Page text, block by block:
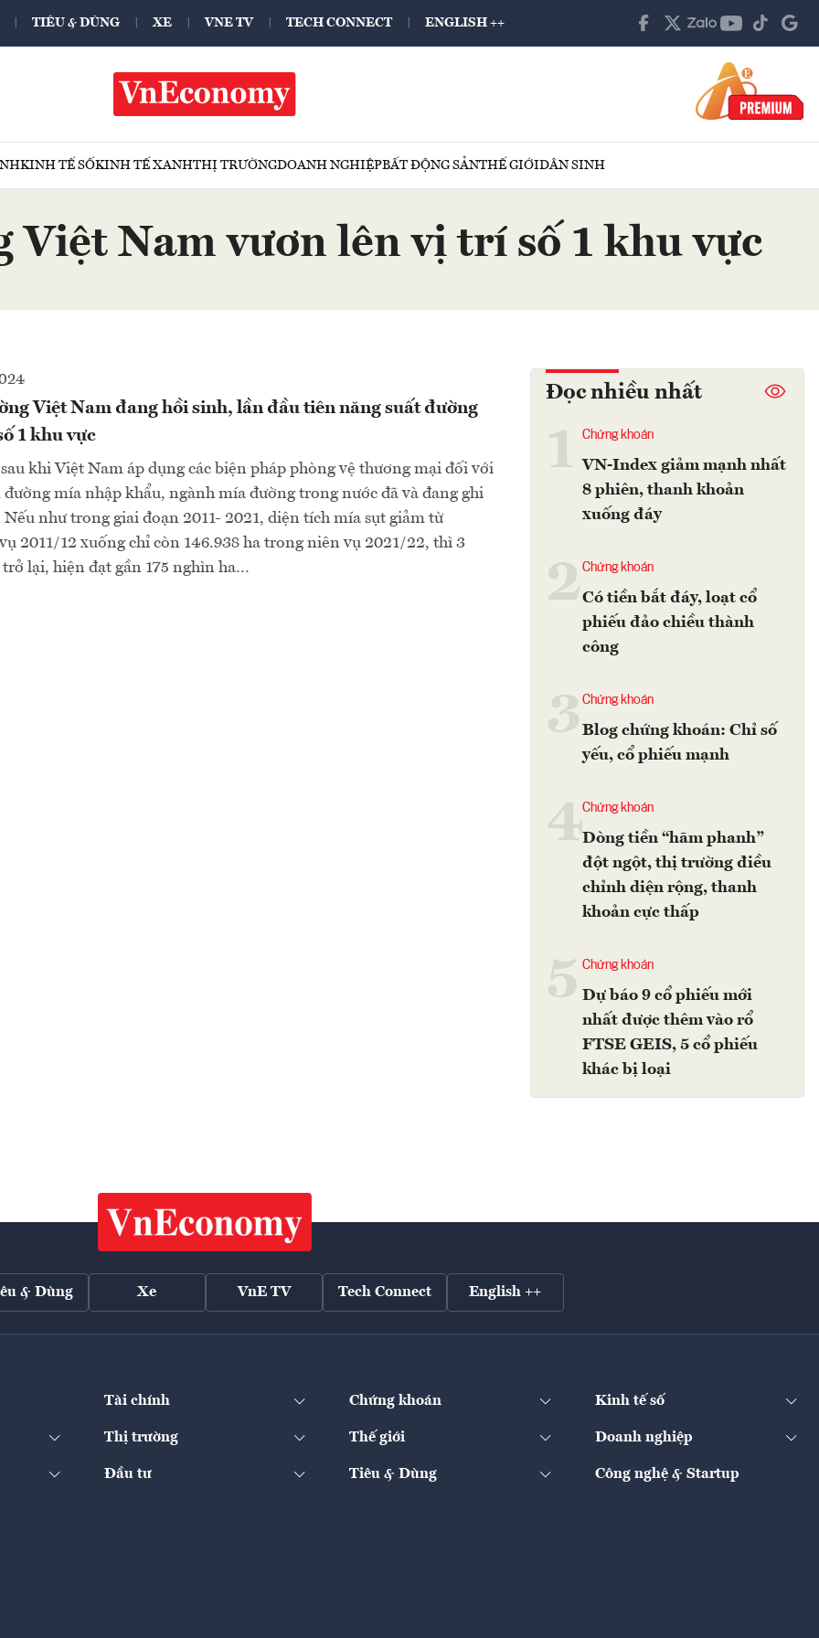
TIÊU & DÙNG XE VNE TV TECH CONNECT ENGLISH ++
KINH TẾ SỐKINH TẾ XANHTHỊ TRƯỜNGDOANH NGHIỆPBẤT ĐỘNG SẢNTHẾ GIỚIDÂN SINH
Việt Nam vươn lên vị trí số 1 khu vực
Việt Nam đang hồi sinh, lần đầu tiên năng suất đường
1 khu vực
khi Việt Nam áp dụng các biện pháp phòng vệ thương mại đối với
đường mía nhập khẩu, ngành mía đường trong nước đã và đang ghi
như trong giai đoạn 2011- 2021, diện tích mía sụt giảm từ
2011/12 xuống chỉ còn 146.938 ha trong niên vụ 2021/22, thì 3
lại, hiện đạt gần 175 nghìn ha…
Đọc nhiều nhất
Chứng khoán
VN-Index giảm mạnh nhất
8 phiên, thanh khoản
xuống đáy
2Chứng khoán
Có tiền bắt đáy, loạt cổ
phiếu đảo chiều thành
công
Chứng khoán
Blog chứng khoán: Chỉ số
yếu, cổ phiếu mạnh
4Chứng khoán
Dòng tiền “hãm phanh”
đột ngột, thị trường điều
chỉnh diện rộng, thanh
khoản cực thấp
Chứng khoán
Dự báo 9 cổ phiếu mới
nhất được thêm vào rổ
FTSE GEIS, 5 cổ phiếu
khác bị loại
& Dùng Xe VnE TV Tech Connect English ++
Tài chính Chứng khoán Kinh tế số
Thị trường Thế giới Doanh nghiệp
Đầu tư Tiêu & Dùng Công nghệ & Startup